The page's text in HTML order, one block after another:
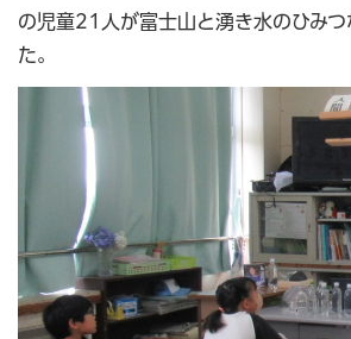
の児童21人が富士山と湧き水のひみつ
た。